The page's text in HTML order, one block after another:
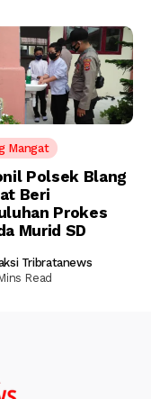
Mangat
Polsek Blang
Beri
Prokes
Murid SD
Tribratanews
Read